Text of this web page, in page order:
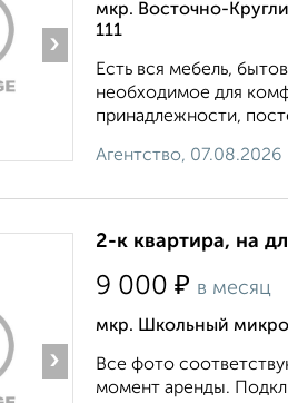
›
мкр. Восточно-
111
Есть вся мебель,
необходимое для
принадлежности,
Агентство, 07.08.2026
›
2-к квартира, на
9 000 ₽ в месяц
мкр. Школьный
Все фото
момент аренды.